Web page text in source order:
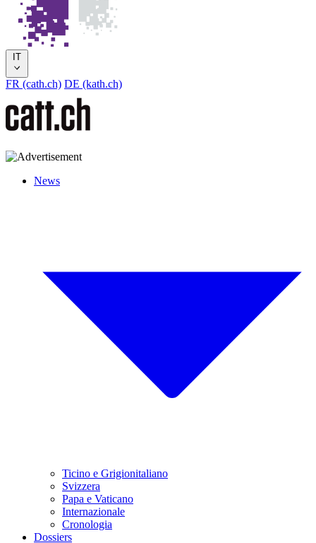
IT
FR (cath.ch) DE (kath.ch)
News
Ticino e Grigionitaliano
Svizzera
Papa e Vaticano
Internazionale
Cronologia
Dossiers